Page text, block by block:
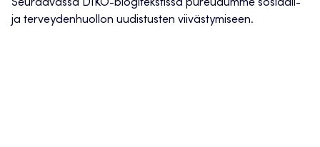
Seuraavassa DIKO-blogitekstissä pureudumme sosiaali-
ja terveydenhuollon uudistusten viivästymiseen.